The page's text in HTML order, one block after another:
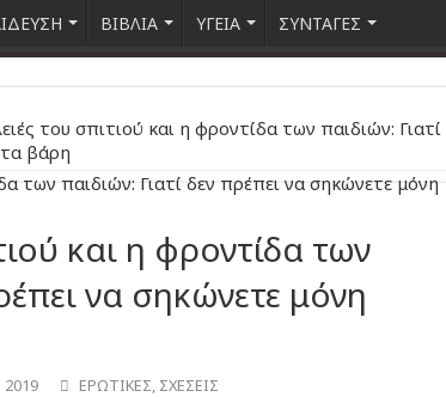
ΒΙΒΛΙΑ ΥΓΕΙΑ ΣΥΝΤΑΓΕΣ
του σπιτιού και η φροντίδα των παιδιών: Γιατί
βάρη
και η φροντίδα των
να σηκώνετε μόνη
ΕΡΩΤΙΚΕΣ, ΣΧΕΣΕΙΣ